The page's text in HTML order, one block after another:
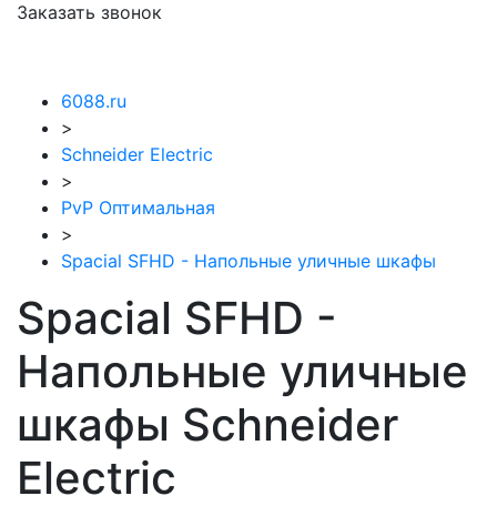
Заказать звонок
6088.ru
>
Schneider Electric
>
PvP Оптимальная
>
Spacial SFHD - Напольные уличные шкафы
Spacial SFHD -
Напольные уличные
шкафы Schneider
Electric